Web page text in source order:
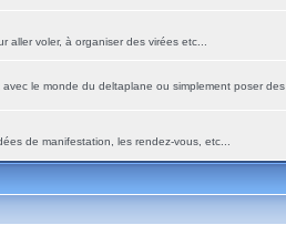
voler, à organiser des virées etc...
le monde du deltaplane ou simplement poser des
de manifestation, les rendez-vous, etc...